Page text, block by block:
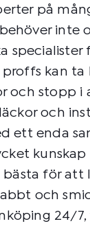
på
behöver inte
specialister
proffs kan
och stopp i
och
ett enda
kunskap
bästa för att
och
24/